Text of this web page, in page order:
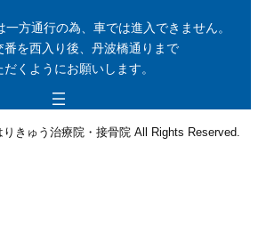
方通行の為、車では進入できません。
を西入り後、丹波橋通りまで
くようにお願いします。
きゅう治療院・接骨院 All Rights Reserved.